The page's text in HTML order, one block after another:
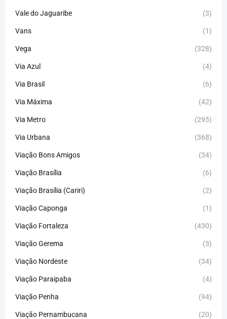
Vale do Jaguaribe (3)
Vans (1)
Vega (328)
Via Azul (4)
Via Brasil (6)
Via Máxima (42)
Via Metro (295)
Via Urbana (368)
Viação Bons Amigos (34)
Viação Brasília (6)
Viação Brasília (Cariri) (2)
Viação Caponga (1)
Viação Fortaleza (430)
Viação Gerema (3)
Viação Nordeste (34)
Viação Paraipaba (4)
Viação Penha (94)
Viação Pernambucana (20)